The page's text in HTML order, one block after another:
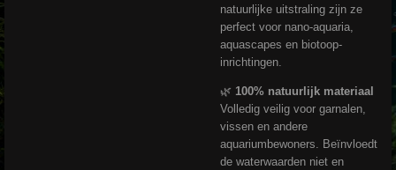
natuurlijke uitstraling zijn ze
perfect voor nano-aquaria,
aquascapes en biotoop-
inrichtingen.
🌿 100% natuurlijk materiaal
Volledig veilig voor garnalen,
vissen en andere
aquariumbewoners. Beïnvloedt
de waterwaarden niet en